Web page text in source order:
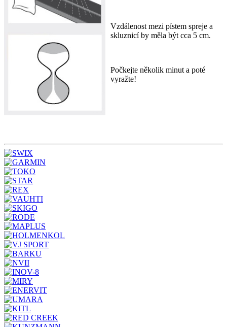
Vzdálenost mezi pístem spreje a
skluznicí by měla být cca 5 cm.
Počkejte několik minut a poté
vyražte!